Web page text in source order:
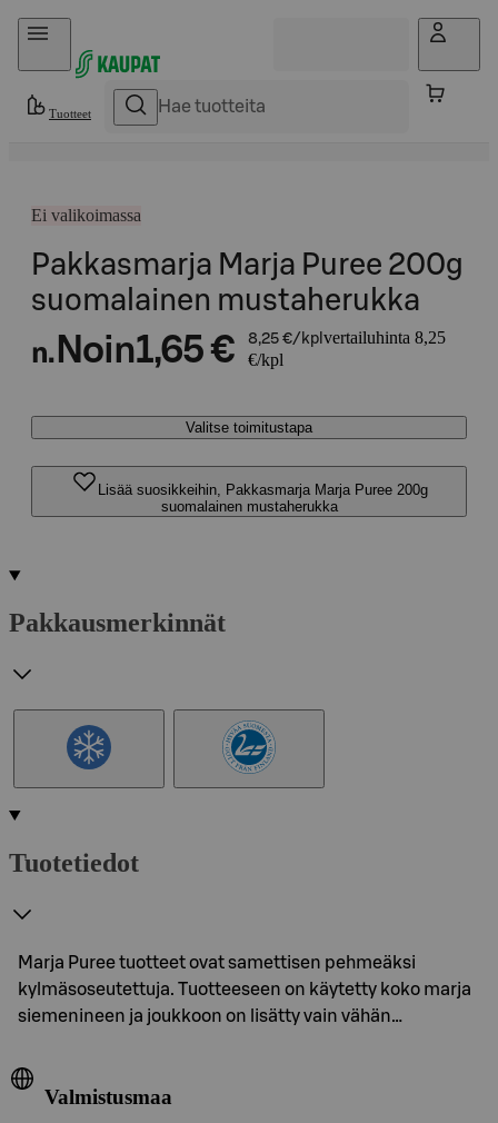
Hyppää sisältöön
Tuotteet
Ei valikoimassa
Pakkasmarja Marja Puree 200g
suomalainen mustaherukka
n. Noin1,65 € 8,25 €/kpl vertailuhinta 8,25
€/kpl
Valitse toimitustapa
Lisää suosikkeihin, Pakkasmarja Marja Puree 200g
suomalainen mustaherukka
Pakkausmerkinnät
Tuotetiedot
Marja Puree tuotteet ovat samettisen pehmeäksi
kylmäsoseutettuja. Tuotteeseen on käytetty koko marja
siemenineen ja joukkoon on lisätty vain vähän…
Valmistusmaa